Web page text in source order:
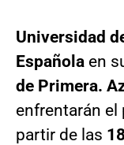
Universidad
Española en
de Primera.
enfrentarán el
partir de las